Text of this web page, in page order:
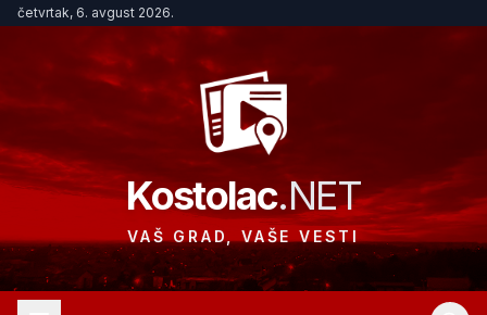
četvrtak, 6. avgust 2026.
Kostolac.NET
VAŠ GRAD, VAŠE VESTI